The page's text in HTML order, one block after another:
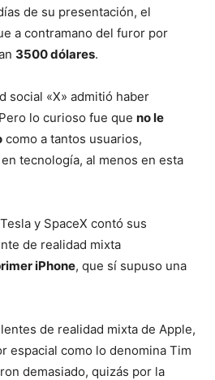
de su presentación, el
a contramano del furor por
3500 dólares.
social «X» admitió haber
lo curioso fue que no le
como a tantos usuarios,
tecnología, al menos en esta
y SpaceX contó sus
de realidad mixta
iPhone, que sí supuso una
de realidad mixta de Apple,
espacial como lo denomina Tim
demasiado, quizás por la